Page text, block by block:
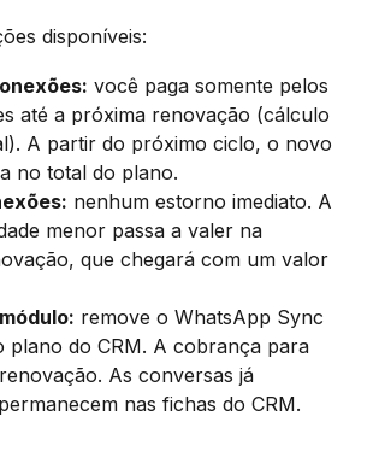
disponíveis:
você paga somente pelos
até a próxima renovação (cálculo
A partir do próximo ciclo, o novo
no total do plano.
nenhum estorno imediato. A
menor passa a valer na
que chegará com um valor
remove o WhatsApp Sync
plano do CRM. A cobrança para
As conversas já
nas fichas do CRM.